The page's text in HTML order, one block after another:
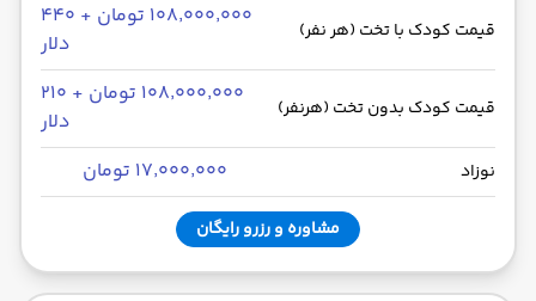
قیمت کودک با تخت (هر نفر)
۱۰۸٬۰۰۰٬۰۰۰ تومان + ۴۴۰
دلار
قیمت کودک بدون تخت (هرنفر)
۱۰۸٬۰۰۰٬۰۰۰ تومان + ۲۱۰
دلار
نوزاد ۱۷٬۰۰۰٬۰۰۰ تومان
مشاوره و رزرو رایگان